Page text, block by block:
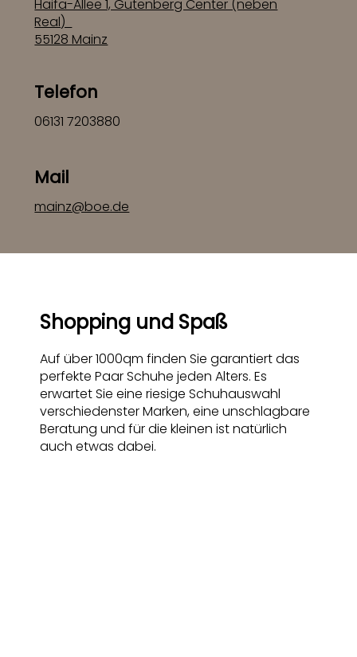
Haifa-Allee 1, Gutenberg Center (neben
Real)
55128 Mainz
Telefon
06131 7203880
Mail
mainz@boe.de
Auf über 1000qm finden Sie garantiert das
perfekte Paar Schuhe jeden Alters. Es
erwartet Sie eine riesige Schuhauswahl
verschiedenster Marken, eine unschlagbare
Beratung und für die kleinen ist natürlich
auch etwas dabei.
Shopping und Spaß